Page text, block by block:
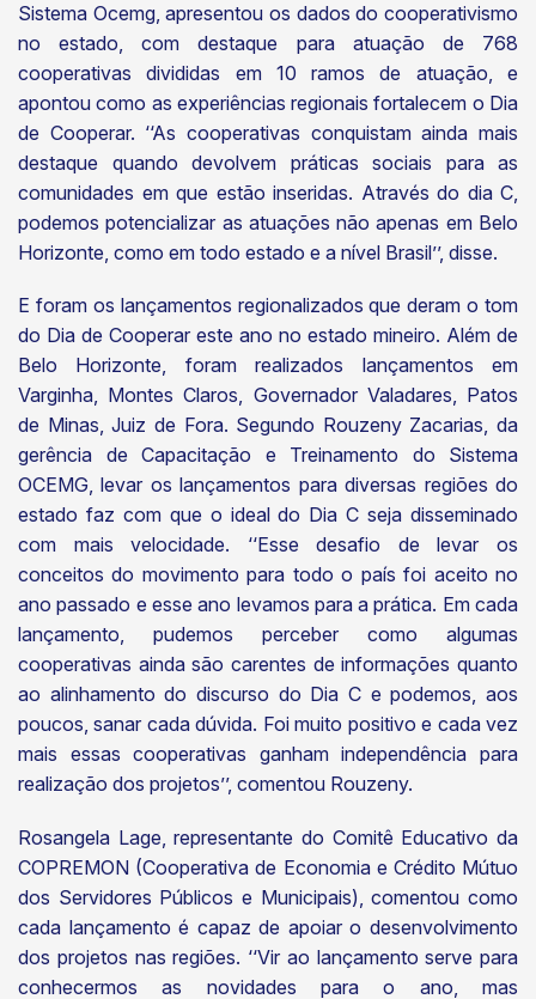
Sistema Ocemg, apresentou os dados do cooperativismo
no estado, com destaque para atuação de 768
cooperativas divididas em 10 ramos de atuação, e
apontou como as experiências regionais fortalecem o Dia
de Cooperar. ‘‘As cooperativas conquistam ainda mais
destaque quando devolvem práticas sociais para as
comunidades em que estão inseridas. Através do dia C,
podemos potencializar as atuações não apenas em Belo
Horizonte, como em todo estado e a nível Brasil’’, disse.
E foram os lançamentos regionalizados que deram o tom
do Dia de Cooperar este ano no estado mineiro. Além de
Belo Horizonte, foram realizados lançamentos em
Varginha, Montes Claros, Governador Valadares, Patos
de Minas, Juiz de Fora. Segundo Rouzeny Zacarias, da
gerência de Capacitação e Treinamento do Sistema
OCEMG, levar os lançamentos para diversas regiões do
estado faz com que o ideal do Dia C seja disseminado
com mais velocidade. ‘‘Esse desafio de levar os
conceitos do movimento para todo o país foi aceito no
ano passado e esse ano levamos para a prática. Em cada
lançamento, pudemos perceber como algumas
cooperativas ainda são carentes de informações quanto
ao alinhamento do discurso do Dia C e podemos, aos
poucos, sanar cada dúvida. Foi muito positivo e cada vez
mais essas cooperativas ganham independência para
realização dos projetos’’, comentou Rouzeny.
Rosangela Lage, representante do Comitê Educativo da
COPREMON (Cooperativa de Economia e Crédito Mútuo
dos Servidores Públicos e Municipais), comentou como
cada lançamento é capaz de apoiar o desenvolvimento
dos projetos nas regiões. ‘‘Vir ao lançamento serve para
conhecermos as novidades para o ano, mas